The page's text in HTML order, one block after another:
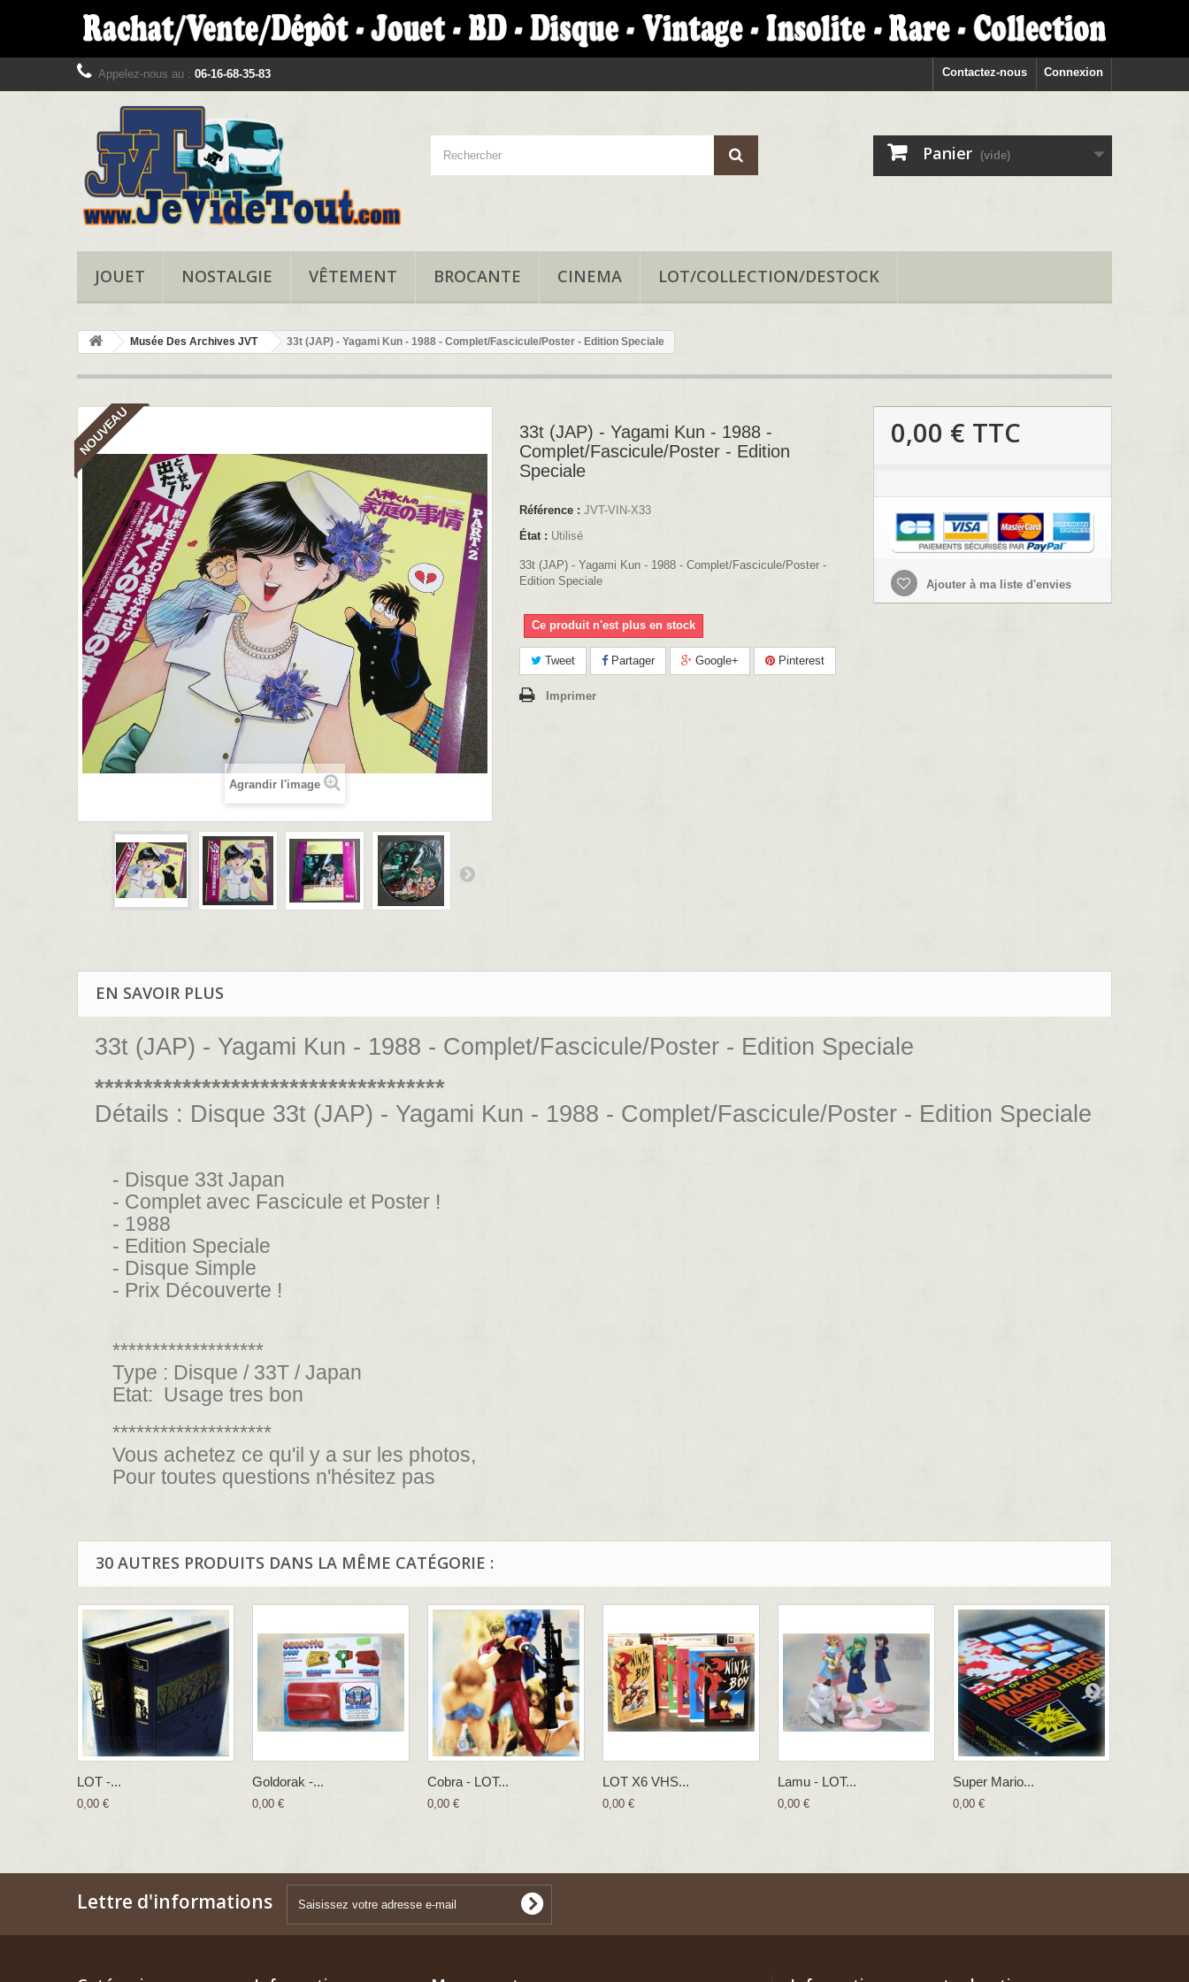
Connexion
Contactez-nous
Appelez-nous au : 06-16-68-35-83
Panier (vide)
JOUET NOSTALGIE VÊTEMENT BROCANTE CINEMA LOT/COLLECTION/DESTOCK
Musée Des Archives JVT 33t (JAP) - Yagami Kun - 1988 - Complet/Fascicule/Poster - Edition Speciale
NOUVEAU
Agrandir l'image
33t (JAP) - Yagami Kun - 1988 -
Complet/Fascicule/Poster - Edition
Speciale
Référence : JVT-VIN-X33
État : Utilisé
33t (JAP) - Yagami Kun - 1988 - Complet/Fascicule/Poster -
Edition Speciale
Ce produit n'est plus en stock
Tweet Partager Google+ Pinterest
Imprimer
0,00 € TTC
Ajouter à ma liste d'envies
EN SAVOIR PLUS
33t (JAP) - Yagami Kun - 1988 - Complet/Fascicule/Poster - Edition Speciale
************************************
Détails : Disque 33t (JAP) - Yagami Kun - 1988 - Complet/Fascicule/Poster - Edition Speciale
- Disque 33t Japan
- Complet avec Fascicule et Poster !
- 1988
- Edition Speciale
- Disque Simple
- Prix Découverte !
*******************
Type : Disque / 33T / Japan
Etat: Usage tres bon
********************
Vous achetez ce qu'il y a sur les photos,
Pour toutes questions n'hésitez pas
30 AUTRES PRODUITS DANS LA MÊME CATÉGORIE :
LOT -...
0,00 €
Goldorak -...
0,00 €
Cobra - LOT...
0,00 €
LOT X6 VHS...
0,00 €
Lamu - LOT...
0,00 €
Super Mario...
0,00 €
Lettre d'informations